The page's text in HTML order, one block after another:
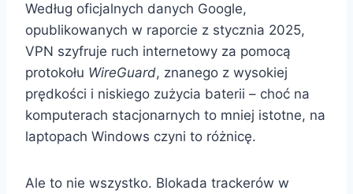
Według oficjalnych danych Google,
opublikowanych w raporcie z stycznia 2025,
VPN szyfruje ruch internetowy za pomocą
protokołu WireGuard, znanego z wysokiej
prędkości i niskiego zużycia baterii – choć na
komputerach stacjonarnych to mniej istotne, na
laptopach Windows czyni to różnicę.
Ale to nie wszystko. Blokada trackerów w